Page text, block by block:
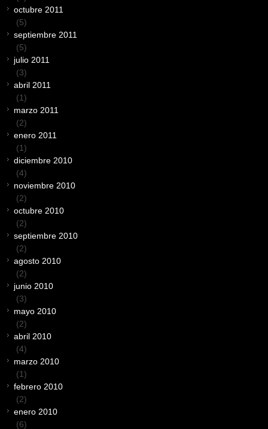
octubre 2011
(5)
septiembre 2011
(5)
julio 2011
(3)
abril 2011
(1)
marzo 2011
(2)
enero 2011
(1)
diciembre 2010
(4)
noviembre 2010
(2)
octubre 2010
(2)
septiembre 2010
(2)
agosto 2010
(2)
junio 2010
(3)
mayo 2010
(2)
abril 2010
(4)
marzo 2010
(1)
febrero 2010
(2)
enero 2010
(6)